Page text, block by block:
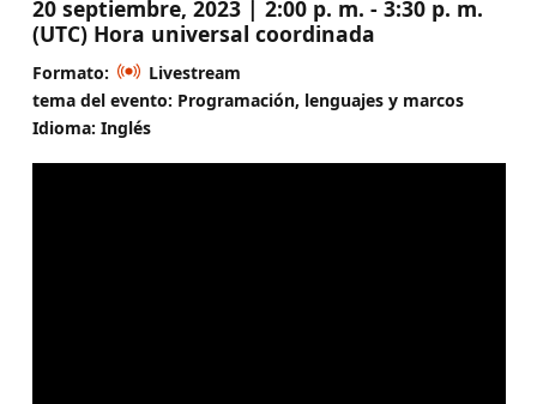
20 septiembre, 2023 | 2:00 p. m. - 3:30 p. m.
(UTC) Hora universal coordinada
Formato:
Livestream
tema del evento: Programación, lenguajes y marcos
Idioma: Inglés